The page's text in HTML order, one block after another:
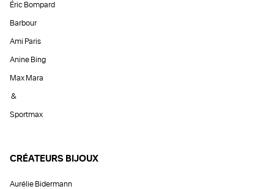
Éric Bompard
Barbour
Ami Paris
Anine Bing
Max Mara
&
Sportmax
CRÉATEURS BIJOUX
Aurélie Bidermann